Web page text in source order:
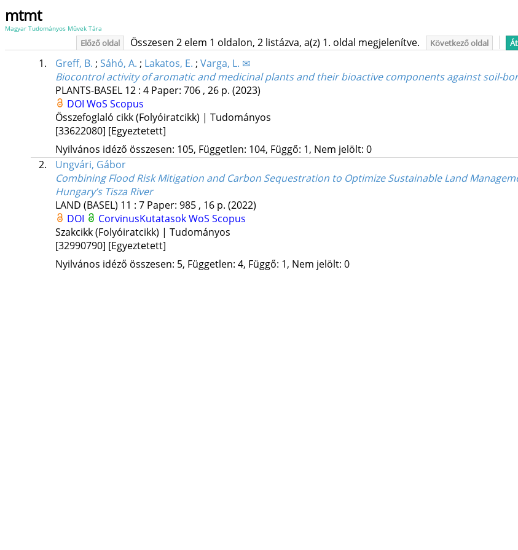
mtmt
Magyar Tudományos Művek Tára
Előző oldal Összesen 2 elem 1 oldalon, 2 listázva, a(z) 1. oldal megjelenítve. Következő oldal
1. Greff, B. ; Sáhó, A. ; Lakatos, E. ; Varga, L. ✉
Biocontrol activity of aromatic and medicinal plants and their bioactive components against soil-
PLANTS-BASEL 12: 4 Paper: 706 , 26 p. (2023)
DOI WoS Scopus
Összefoglaló cikk (Folyóiratcikk) | Tudományos
[33622080] [Egyeztetett]
Nyilvános idéző összesen: 105, Független: 104, Függő: 1, Nem jelölt: 0
2.
Ungvári, Gábor
Combining Flood Risk Mitigation and Carbon Sequestration to Optimize Sustainable Land
Hungary’s Tisza River
LAND (BASEL) 11 : 7 Paper: 985 , 16 p. (2022)
DOI
CorvinusKutatasokWoS Scopus
Szakcikk (Folyóiratcikk) | Tudományos
[32990790] [Egyeztetett]
Nyilvános idéző összesen: 5, Független: 4, Függő: 1, Nem jelölt: 0